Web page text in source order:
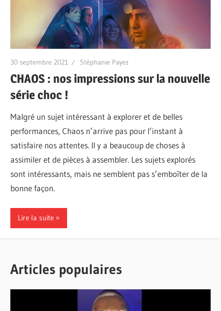
30 septembre 2021 Stéphanie Payez
CHAOS : nos impressions sur la nouvelle
série choc !
Malgré un sujet intéressant à explorer et de belles
performances, Chaos n’arrive pas pour l’instant à
satisfaire nos attentes. Il y a beaucoup de choses à
assimiler et de pièces à assembler. Les sujets explorés
sont intéressants, mais ne semblent pas s’emboîter de la
bonne façon.
Lire la suite
Articles populaires